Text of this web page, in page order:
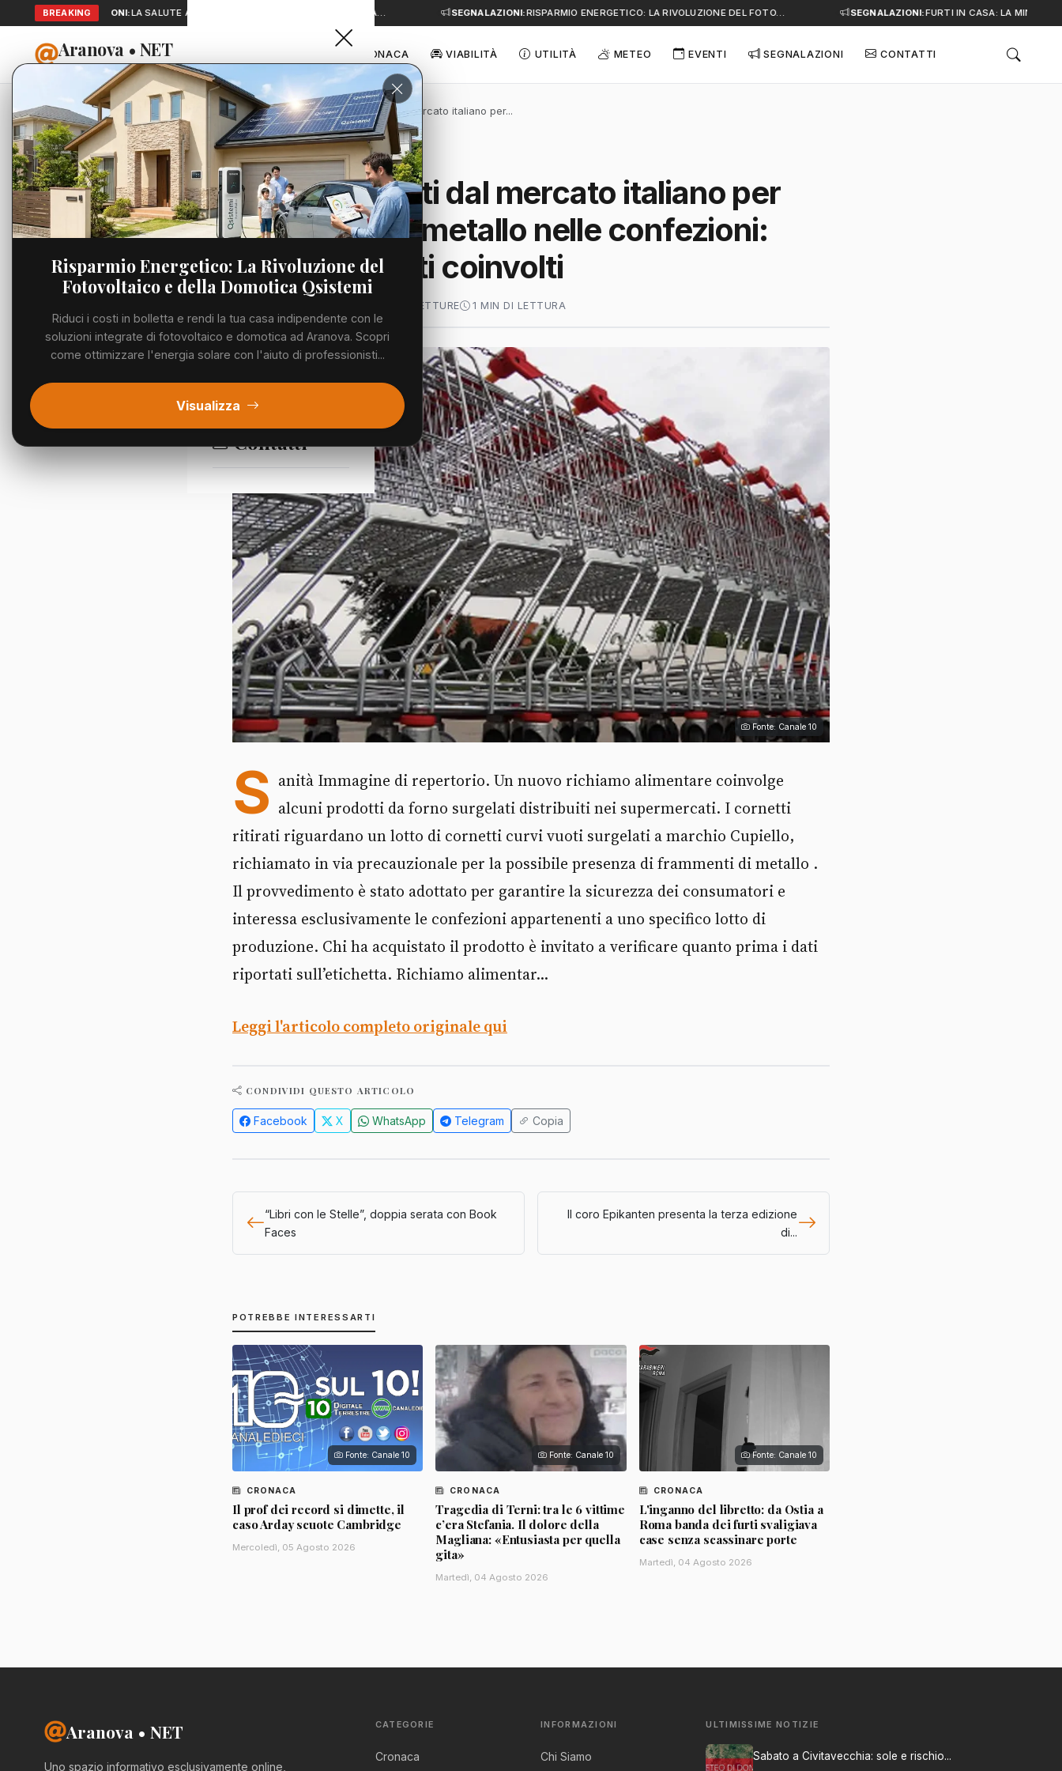
BREAKING
SEGNALAZIONI:LA SALUTE A PORTATA DI MANO: TELEMEDICINA E A… SEGNALAZIONI:RISPARMIO ENERGETICO: LA RIVOLUZIONE DEL FOTO… SEGNALAZIONI:FURTI IN CASA: LA MINACCIA
Aranova • NET
PORTALE UTILE AL TERRITORIO
CRONACA VIABILITÀ UTILITÀ METEO EVENTI SEGNALAZIONI CONTATTI
Home
Cronaca
Viabilità
Utilità
Meteo
Eventi
Segnalazioni
Contatti
Cronaca Cornetti ritirati dal mercato italiano per...
CRONACA
Cornetti ritirati dal mercato italiano per
frammenti di metallo nelle confezioni:
marchio e lotti coinvolti
51 LETTURE 1 MIN DI LETTURA
Fonte: Canale 10
S anità Immagine di repertorio. Un nuovo richiamo alimentare coinvolge
alcuni prodotti da forno surgelati distribuiti nei supermercati. I cornetti
ritirati riguardano un lotto di cornetti curvi vuoti surgelati a marchio Cupiello,
richiamato in via precauzionale per la possibile presenza di frammenti di metallo .
Il provvedimento è stato adottato per garantire la sicurezza dei consumatori e
interessa esclusivamente le confezioni appartenenti a uno specifico lotto di
produzione. Chi ha acquistato il prodotto è invitato a verificare quanto prima i dati
riportati sull’etichetta. Richiamo alimentar...
Leggi l'articolo completo originale qui
CONDIVIDI QUESTO ARTICOLO
Facebook X WhatsApp Telegram Copia
“Libri con le Stelle”, doppia serata con Book
Faces
Il coro Epikanten presenta la terza edizione
di...
POTREBBE INTERESSARTI
Fonte: Canale 10
CRONACA
Il prof dei record si dimette, il
caso Arday scuote Cambridge
Mercoledì, 05 Agosto 2026
Fonte: Canale 10
CRONACA
Tragedia di Terni: tra le 6 vittime
c’era Stefania. Il dolore della
Magliana: «Entusiasta per quella
gita»
Martedì, 04 Agosto 2026
Fonte: Canale 10
CRONACA
L'inganno del libretto: da Ostia a
Roma banda dei furti svaligiava
case senza scassinare porte
Martedì, 04 Agosto 2026
Risparmio Energetico: La Rivoluzione del
Fotovoltaico e della Domotica Qsistemi
Riduci i costi in bolletta e rendi la tua casa indipendente con le
soluzioni integrate di fotovoltaico e domotica ad Aranova. Scopri
come ottimizzare l'energia solare con l'aiuto di professionisti...
Visualizza
Aranova • NET
Uno spazio informativo esclusivamente online,
CATEGORIE
Cronaca
INFORMAZIONI
Chi Siamo
ULTIMISSIME NOTIZIE
Sabato a Civitavecchia: sole e rischio...